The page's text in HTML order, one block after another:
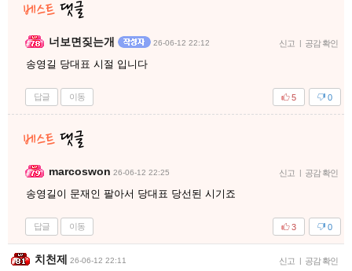
너보면짖는개 26-06-12 22:12 신고 공감 확인
송영길 당대표 시절 입니다
답글 이동 0
5
marcoswon 26-06-12 22:25 신고 공감 확인
송영길이 문재인 팔아서 당대표 당선된 시기죠
답글 이동 0
3
치천제 26-06-12 22:11 신고 공감 확인